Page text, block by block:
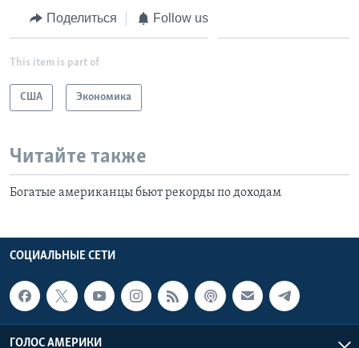
Поделиться Follow us
This item is part of
США Экономика
Читайте также
Богатые американцы бьют рекорды по доходам
СОЦИАЛЬНЫЕ СЕТИ
ГОЛОС АМЕРИКИ